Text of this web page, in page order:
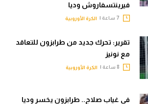
فيرينتسفاروش وديا
الكرة الأوروبية
تقرير: تحرك جديد من طرابزون للتعاقد
مع نونيز
الكرة الأوروبية
في غياب صلاح.. طرابزون يخسر وديا